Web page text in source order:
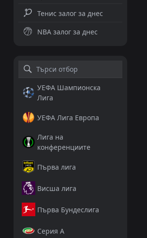
Тенис залог за днес
NBA залог за днес
УЕФА Шампионска
Лига
УЕФА Лига Европа
Лига на
конференциите
Първа лига
Висша лига
Първа Бундеслига
Серия А